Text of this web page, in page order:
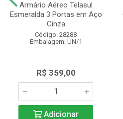
Armário Aéreo Telasul
Esmeralda 3 Portas em Aço
Cinza
Código: 28288
Embalagem: UN/1
R$ 359,00
Adicionar